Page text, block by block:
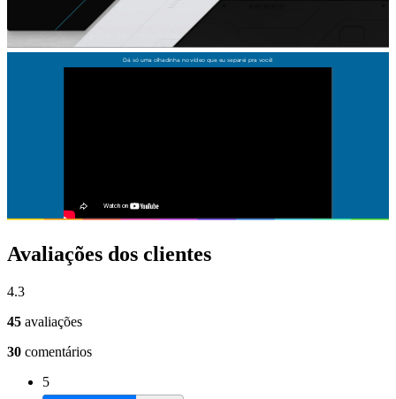
Avaliações dos clientes
4.3
45 avaliações
30 comentários
5